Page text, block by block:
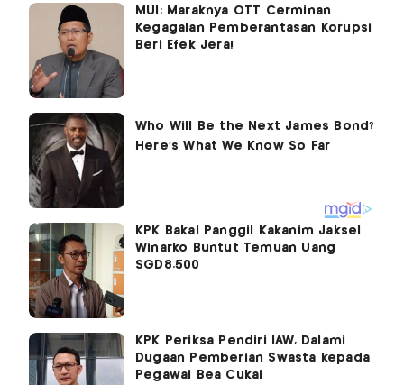
MUI: Maraknya OTT Cerminan
Kegagalan Pemberantasan Korupsi
Beri Efek Jera!
KPK Bakal Panggil Kakanim Jaksel
Winarko Buntut Temuan Uang
SGD8.500
KPK Periksa Pendiri IAW, Dalami
Dugaan Pemberian Swasta kepada
Pegawai Bea Cukai